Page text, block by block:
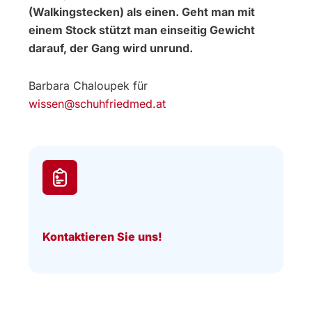
(Walkingstecken) als einen. Geht man mit
einem Stock stützt man einseitig Gewicht
darauf, der Gang wird unrund.
Barbara Chaloupek für
wissen@schuhfriedmed.at
Kontaktieren Sie uns!